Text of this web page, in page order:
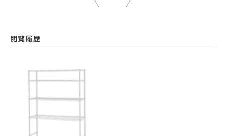
閲覧履歴